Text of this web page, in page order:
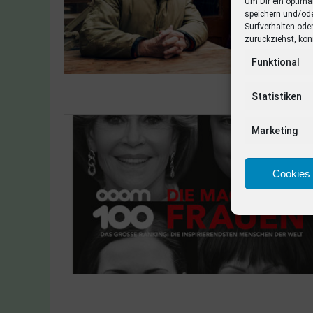
speichern und/
Surfverhalten
zurückziehst,
Funktional
Statistiken
Marketing
Cookies